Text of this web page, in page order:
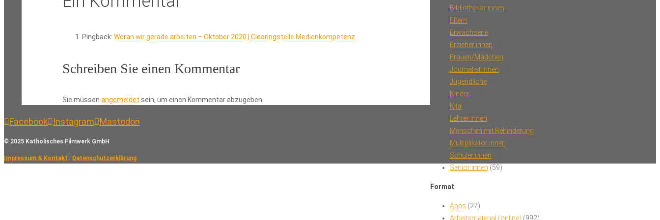
Pingback:Woran wir gerade arbeiten – Oktober 2020 | Clearingstelle Medienkompetenz
Schreiben Sie einen Kommentar
Sie müssenangemeldet sein, um einen Kommentar abzugeben.
Bibliothekar:innen
Eltern
Erwachsene
Erzieher:innen
Frauen/Mädchen
Journalist:innen
Jugendliche
Kinder
Kita
Lehrer:innen
Menschen mit Behinderung
Multiplikator:innen
Schüler:innen
Senior:innen (59)
Format
Apps (27)
Arbeitsmaterial (online) (992)
Facebook Instagram Mastodon
© 2025 Katholisches Filmwerk GmbH
Impressum & Kontakt | Datenschutzerklärung